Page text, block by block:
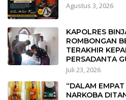
Agustus 3, 2026
KAPOLRES
ROMBONGAN
TERAKHIR
PERSADANTA
Juli 23, 2026
“DALAM
NARKOBA